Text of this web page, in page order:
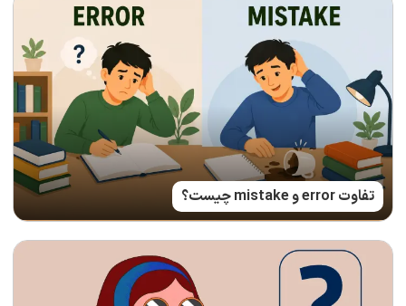
تفاوت error و mistake چیست؟